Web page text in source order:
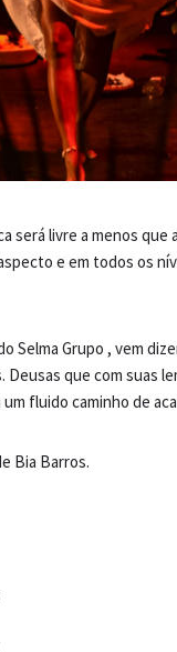
será livre a menos que
e em todos os
Selma Grupo , vem
Deusas que com suas
fluido caminho de
Bia Barros.